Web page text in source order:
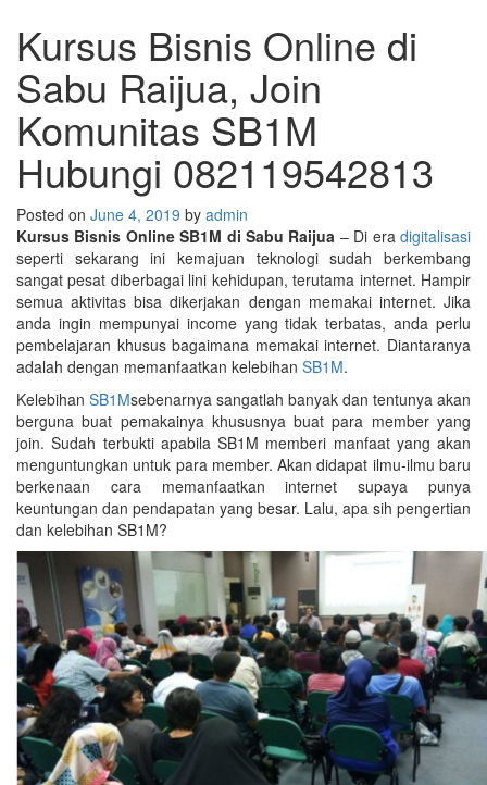
Kursus Bisnis Online di
Sabu Raijua, Join
Komunitas SB1M
Hubungi 082119542813
Posted on June 4, 2019 by admin
Kursus Bisnis Online SB1M di Sabu Raijua – Di eradigitalisasi
seperti sekarang ini kemajuan teknologi sudah berkembang
sangat pesat diberbagai lini kehidupan, terutama internet. Hampir
semua aktivitas bisa dikerjakan dengan memakai internet. Jika
anda ingin mempunyai income yang tidak terbatas, anda perlu
pembelajaran khusus bagaimana memakai internet. Diantaranya
adalah dengan memanfaatkan kelebihan SB1M.
Kelebihan SB1Msebenarnya sangatlah banyak dan tentunya akan
berguna buat pemakainya khususnya buat para member yang
join. Sudah terbukti apabila SB1M memberi manfaat yang akan
menguntungkan untuk para member. Akan didapat ilmu-ilmu baru
berkenaan cara memanfaatkan internet supaya punya
keuntungan dan pendapatan yang besar. Lalu, apa sih pengertian
dan kelebihan SB1M?